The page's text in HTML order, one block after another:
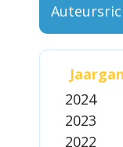
2024
2023
2022